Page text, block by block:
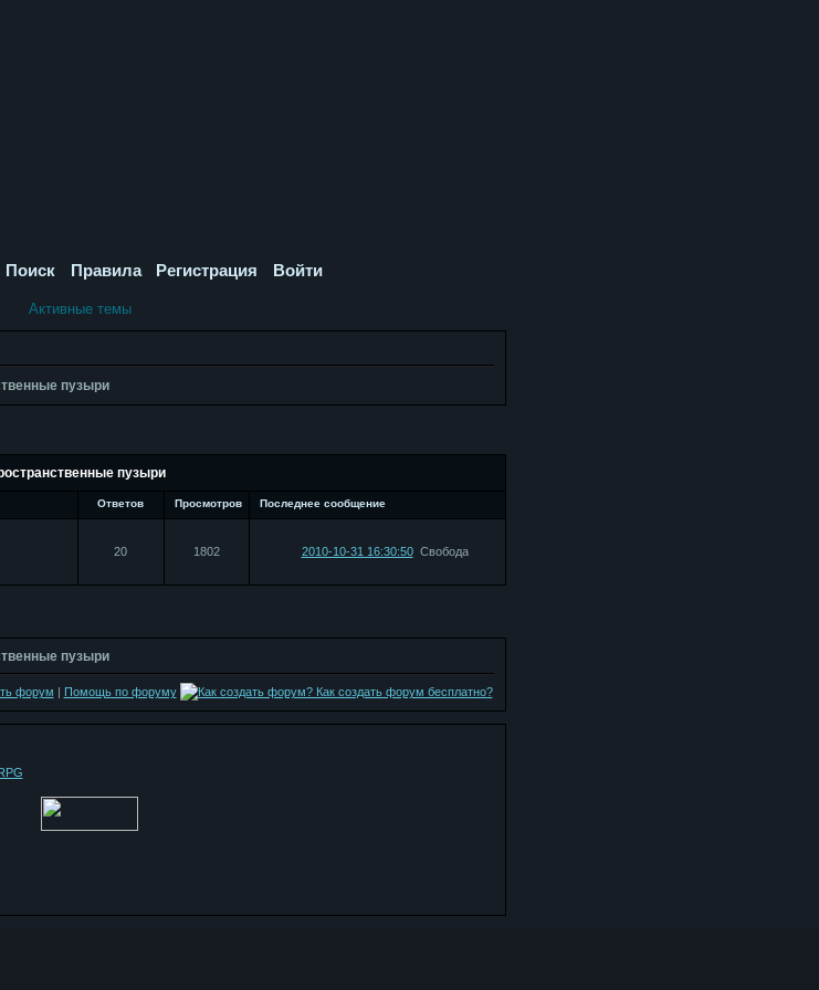
Поиск Правила Регистрация Войти
Активные темы
пузыри
пузыри
Ответов Просмотров Последнее сообщение
20
1802 2010-10-31 16:30:50 Свобода
пузыри
форум | Помощь по форуму